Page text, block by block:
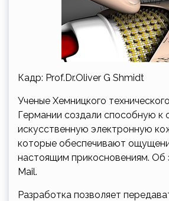
Кадр: Prof.Dr.Oliver G Shmidt
Ученые Хемницкого
Германии создали способную к
искусственную электронную
которые обеспечивают
настоящим прикосновениям.
Mail.
Разработка позволяет